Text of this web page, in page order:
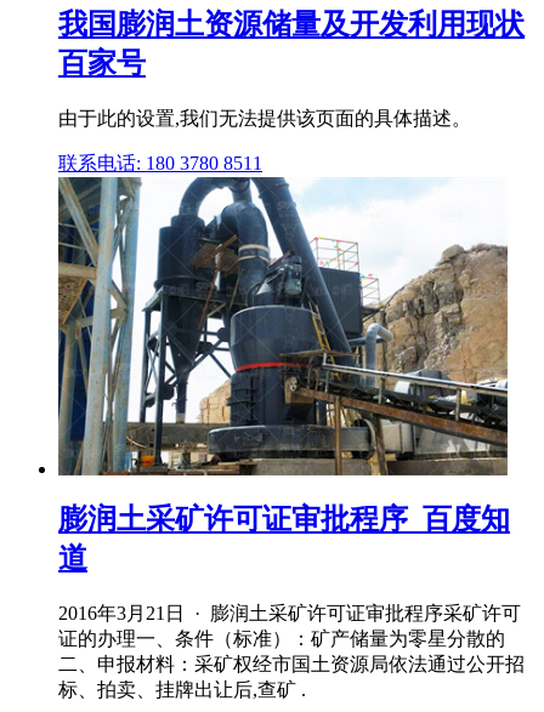
我国膨润土资源储量及开发利用现状
百家号
由于此的设置,我们无法提供该页面的具体描述。
联系电话: 180 3780 8511
膨润土采矿许可证审批程序_百度知
道
2016年3月21日 · 膨润土采矿许可证审批程序采矿许可
证的办理一、条件（标准）：矿产储量为零星分散的
二、申报材料：采矿权经市国土资源局依法通过公开招
标、拍卖、挂牌出让后,查矿 .